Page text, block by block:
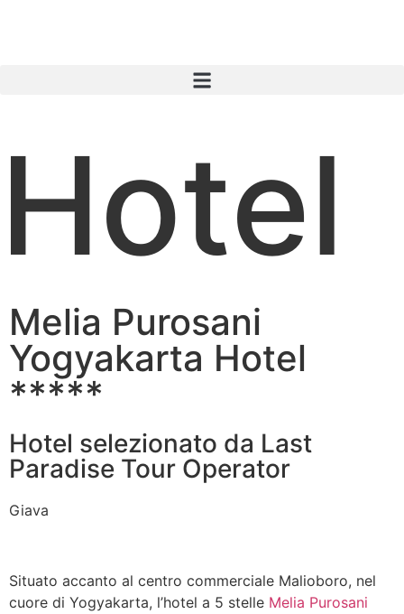
Hotel
Melia Purosani
Yogyakarta Hotel
*****
Hotel selezionato da Last
Paradise Tour Operator
Giava
Situato accanto al centro commerciale Malioboro, nel
cuore di Yogyakarta, l’hotel a 5 stelle Melia Purosani